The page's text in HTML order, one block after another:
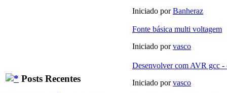
Posts Recentes
Iniciado porBanheraz
Fonte básica multi voltagem
Iniciado porvasco
Desenvolver com AVR gcc -
Iniciado porvasco